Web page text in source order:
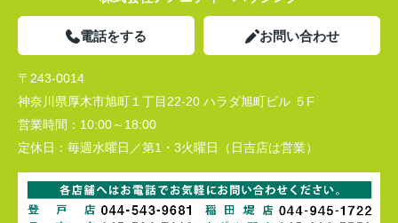
電話をする お問い合わせ
〒243-0014
神奈川県厚木市旭町１丁目22-20 ハラダ旭町ビル ５F
営業時間： 10:00～18:00
定休日： 毎週水曜日／第1・3火曜日（日吉店は営業）